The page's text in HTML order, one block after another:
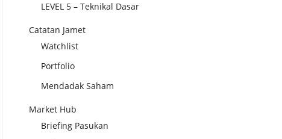
LEVEL 5 – Teknikal Dasar
Catatan Jamet
Watchlist
Portfolio
Mendadak Saham
Market Hub
Briefing Pasukan